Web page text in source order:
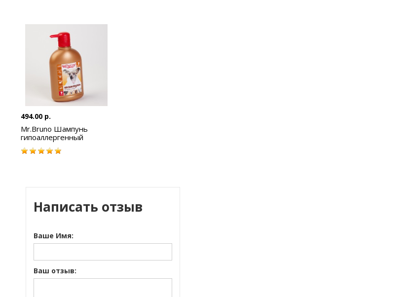
494.00 р.
Mr.Bruno Шампунь
гипоаллергенный
350мл
Написать отзыв
Ваше Имя:
Ваш отзыв: